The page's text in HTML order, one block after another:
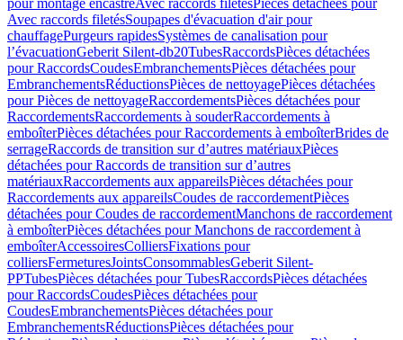
pour montage encastréAvec raccords filetésPièces détachées pour
Avec raccords filetésSoupapes d'évacuation d'air pour
chauffagePurgeurs rapidesSystèmes de canalisation pour
l’évacuationGeberit Silent-db20TubesRaccordsPièces détachées
pour RaccordsCoudesEmbranchementsPièces détachées pour
EmbranchementsRéductionsPièces de nettoyagePièces détachées
pour Pièces de nettoyageRaccordementsPièces détachées pour
RaccordementsRaccordements à souderRaccordements à
emboîterPièces détachées pour Raccordements à emboîterBrides de
serrageRaccords de transition sur d’autres matériauxPièces
détachées pour Raccords de transition sur d’autres
matériauxRaccordements aux appareilsPièces détachées pour
Raccordements aux appareilsCoudes de raccordementPièces
détachées pour Coudes de raccordementManchons de raccordement
à emboîterPièces détachées pour Manchons de raccordement à
emboîterAccessoiresColliersFixations pour
colliersFermeturesJointsConsommablesGeberit Silent-
PPTubesPièces détachées pour TubesRaccordsPièces détachées
pour RaccordsCoudesPièces détachées pour
CoudesEmbranchementsPièces détachées pour
EmbranchementsRéductionsPièces détachées pour